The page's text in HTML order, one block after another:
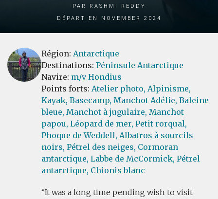
par Rashmi Reddy
Départ en November 2024
Région: Antarctique
Destinations: Péninsule Antarctique
Navire: m/v Hondius
Points forts: Atelier photo, Alpinisme,
Kayak, Basecamp, Manchot Adélie, Baleine
bleue, Manchot à jugulaire, Manchot
papou, Léopard de mer, Petit rorqual,
Phoque de Weddell, Albatros à sourcils
noirs, Pétrel des neiges, Cormoran
antarctique, Labbe de McCormick, Pétrel
antarctique, Chionis blanc
It was a long time pending wish to visit